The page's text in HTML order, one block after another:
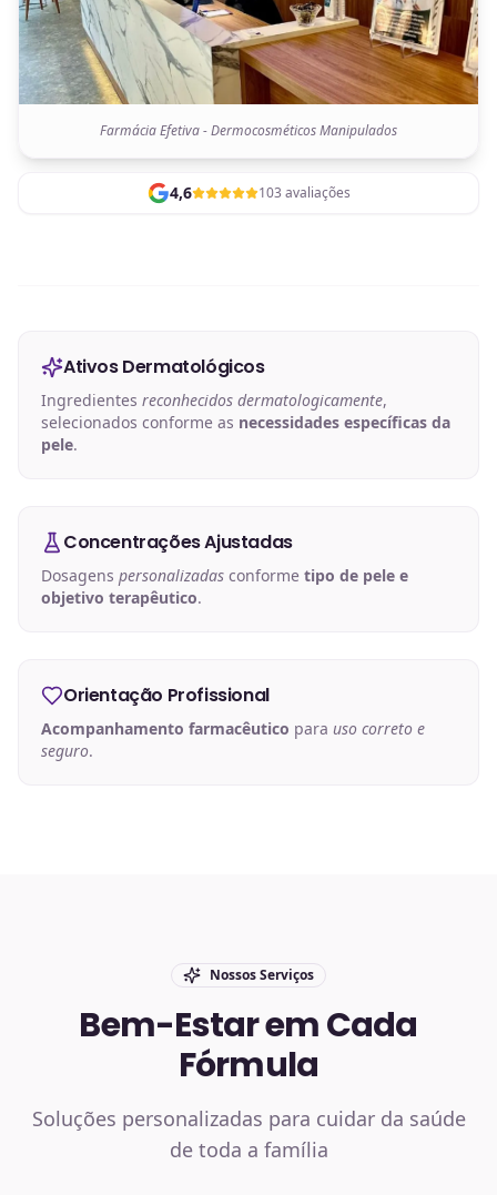
Farmácia Efetiva - Dermocosméticos Manipulados
4,6 103 avaliações
Ativos Dermatológicos
Ingredientes reconhecidos dermatologicamente,
selecionados conforme as necessidades específicas da
pele.
Concentrações Ajustadas
Dosagens personalizadas conforme tipo de pele e
objetivo terapêutico.
Orientação Profissional
Acompanhamento farmacêutico para uso correto e
seguro.
Nossos Serviços
Bem-Estar em Cada
Fórmula
Soluções personalizadas para cuidar da saúde
de toda a família